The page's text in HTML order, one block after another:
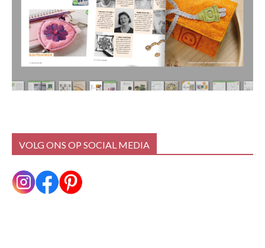
VOLG ONS OP SOCIAL MEDIA